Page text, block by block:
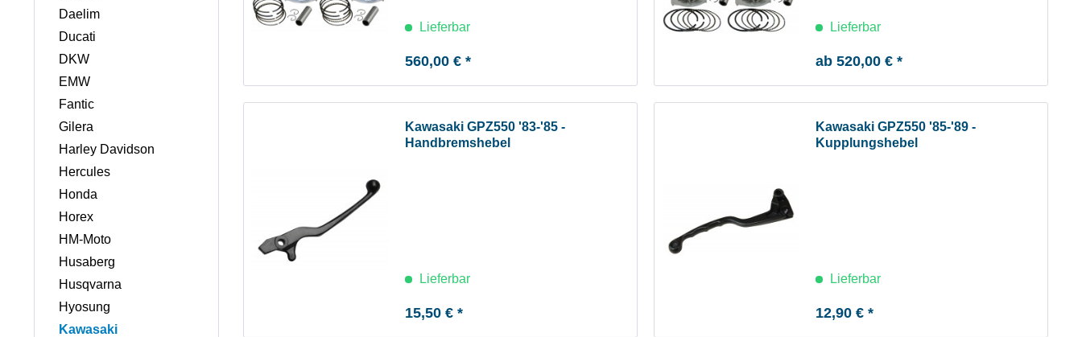
Daelim
Ducati
DKW
EMW
Fantic
Gilera
Harley Davidson
Hercules
Honda
Horex
HM-Moto
Husaberg
Husqvarna
Hyosung
Kawasaki
Lieferbar
560,00 € *
Lieferbar
ab 520,00 € *
Kawasaki GPZ550 '83-'85 -
Handbremshebel
Lieferbar
15,50 € *
Kawasaki GPZ550 '85-'89 -
Kupplungshebel
Lieferbar
12,90 € *